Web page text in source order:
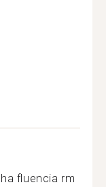
fluencia rm